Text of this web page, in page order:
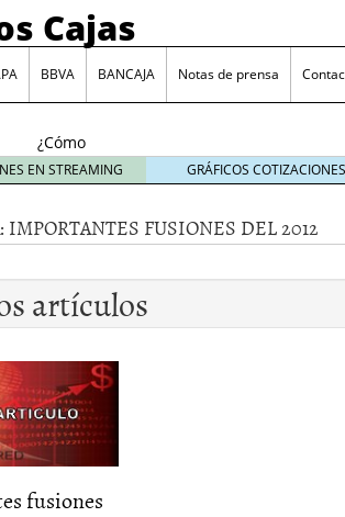
Cajas
BBVA BANCAJA Notas de prensa
¿Cómo
podemos
reclamar
bancos
las
comisiones
por
descubierto?
2014
Tarjeta Visa Prepago de NovaGalicia Banco
Las principales comisiones bancarias
Juego BBVA, una forma de hacer ganar a los
Monte de Piedad, una de la opciones para
EN STREAMING GRÁFICOS COTIZACIONES
IMPORTANTES FUSIONES DEL 2012
artículos
fusiones